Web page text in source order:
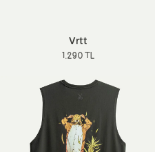
Vrtt
1.290 TL